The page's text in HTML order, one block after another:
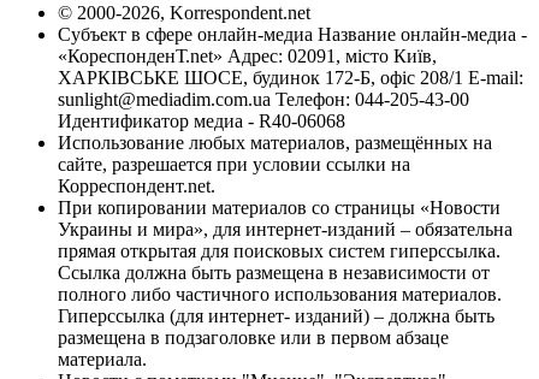
© 2000-2026, Korrespondent.net
Субъект в сфере онлайн-медиа Название онлайн-медиа -
«КореспонденТ.net» Адрес: 02091, місто Київ,
ХАРКІВСЬКЕ ШОСЕ, будинок 172-Б, офіс 208/1 E-mail:
sunlight@mediadim.com.ua Телефон: 044-205-43-00
Идентификатор медиа - R40-06068
Использование любых материалов, размещённых на
сайте, разрешается при условии ссылки на
Корреспондент.net.
При копировании материалов со страницы «Новости
Украины и мира», для интернет-изданий – обязательна
прямая открытая для поисковых систем гиперссылка.
Ссылка должна быть размещена в независимости от
полного либо частичного использования материалов.
Гиперссылка (для интернет- изданий) – должна быть
размещена в подзаголовке или в первом абзаце
материала.